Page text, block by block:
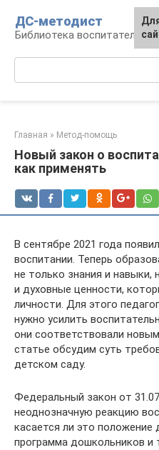
контенту
ДС-методист
Библиотека воспитателя
Главная » Метод-помощь
Новый закон о
как применять
В сентябре 2021 года
воспитании. Теперь
не только знания и
и духовные ценности,
личности. Для этого
нужно усилить
они соответствовали
статье обсудим суть
детском саду.
Федеральный закон от
неоднозначную реакцию
касается ли это положение
программа дошкольников и